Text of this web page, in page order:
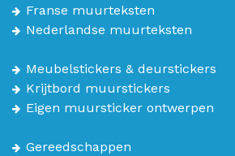
Franse muurteksten
Nederlandse muurteksten
Meubelstickers & deurstickers
Krijtbord muurstickers
Eigen muursticker ontwerpen
Gereedschappen